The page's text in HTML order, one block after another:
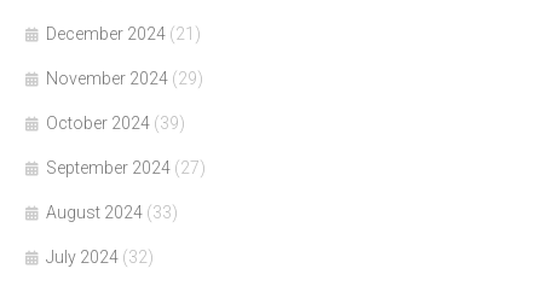
December 2024 (21)
November 2024 (29)
October 2024 (39)
September 2024 (27)
August 2024 (33)
July 2024 (32)